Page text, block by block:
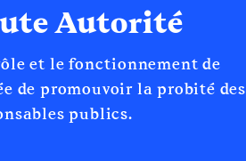
Autorité
et le fonctionnement de
de promouvoir la probité des
publics.